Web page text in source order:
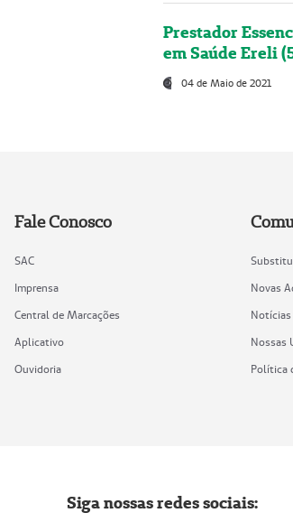
Prestador
em Saúde Ereli
04 de Maio de 2021
Fale Conosco
SAC
Imprensa
Central de Marcações
Aplicativo
Ouvidoria
Novas
Notícias
Nossas
Política
Siga nossas redes sociais: